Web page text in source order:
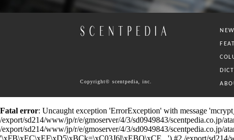
Copyright© scentpedia, inc.
Fatal error: Uncaught exception 'ErrorException' with message
/export/sd214/www/jp/r/e/gmoserver/4/3/sd0949843/scentpedia.co.jp/
/export/sd214/www/jp/r/e/gmoserver/4/3/sd0949843/scentpedia.co.jp/
'\xFB\xEC\xEF\xD5\xBCk=\xC03J6l\xEBQ\xCE...') #2 /export/sd214/